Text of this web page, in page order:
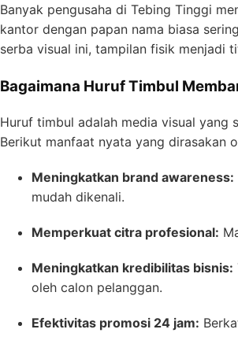
Banyak pengusaha di Tebing Tinggi
kantor dengan papan nama biasa
serba visual ini, tampilan fisik menjadi
Bagaimana Huruf Timbul
Huruf timbul adalah media visual yang
Berikut manfaat nyata yang dirasakan
Meningkatkan brand awareness:
mudah dikenali.
Memperkuat citra profesional:
Meningkatkan kredibilitas bisnis:
oleh calon pelanggan.
Efektivitas promosi 24 jam: